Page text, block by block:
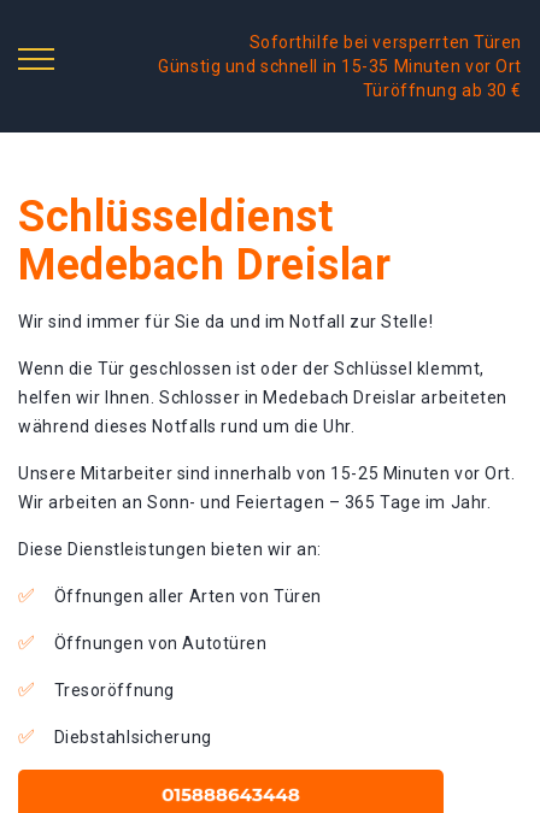
Soforthilfe bei versperrten Türen
Günstig und schnell in 15-35 Minuten vor Ort
Türöffnung ab 30 €
Schlüsseldienst
Medebach Dreislar
Wir sind immer für Sie da und im Notfall zur Stelle!
Wenn die Tür geschlossen ist oder der Schlüssel klemmt,
helfen wir Ihnen. Schlosser in Medebach Dreislar arbeiteten
während dieses Notfalls rund um die Uhr.
Unsere Mitarbeiter sind innerhalb von 15-25 Minuten vor Ort.
Wir arbeiten an Sonn- und Feiertagen – 365 Tage im Jahr.
Diese Dienstleistungen bieten wir an:
Öffnungen aller Arten von Türen
Öffnungen von Autotüren
Tresoröffnung
Diebstahlsicherung